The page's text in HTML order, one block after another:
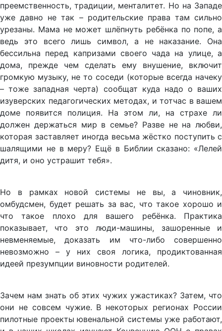
преемственность, традиции, менталитет. Но на Западе
уже давно не так – родительские права там сильно
урезаны. Мама не может шлёпнуть ребёнка по попе, а
ведь это всего лишь символ, а не наказание. Она
бессильна перед капризами своего чада на улице, а
дома, прежде чем сделать ему внушение, включит
громкую музыку, не то соседи (которые всегда начеку
– тоже западная черта) сообщат куда надо о ваших
изуверских педагогических методах, и тотчас в вашем
доме появится полиция. На этом ли, на страхе ли
должен держаться мир в семье? Разве не на любви,
которая заставляет иногда весьма жёстко поступить с
шалящими не в меру? Ещё в Библии сказано: «Лелей
дитя, и оно устрашит тебя».
Но в рамках новой системы не вы, а чиновник,
омбудсмен, будет решать за вас, что такое хорошо и
что такое плохо для вашего ребёнка. Практика
показывает, что это люди-машины, зашоренные и
невменяемые, доказать им что-либо совершенно
невозможно – у них своя логика, продиктованная
идеей презумпции виновности родителей.
Зачем нам знать об этих чужих ужастиках? Затем, что
они не совсем чужие. В некоторых регионах России
пилотные проекты ювенальной системы уже работают,